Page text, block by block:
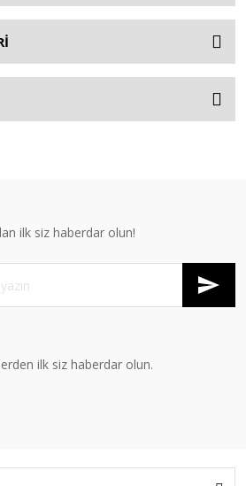
ilk siz haberdar olun!
ilk siz haberdar olun.